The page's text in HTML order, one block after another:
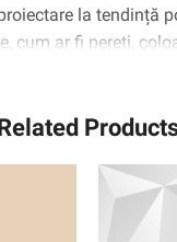
la tendință
cum ar fi pereți,
simplificând și